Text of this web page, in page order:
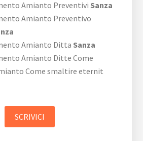
Amianto Preventivi Sanza
Amianto Preventivo
Amianto Ditta Sanza
Amianto Ditte Come
Come smaltire eternit
SCRIVICI